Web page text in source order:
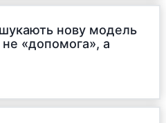
нову модель
не «допомога», а